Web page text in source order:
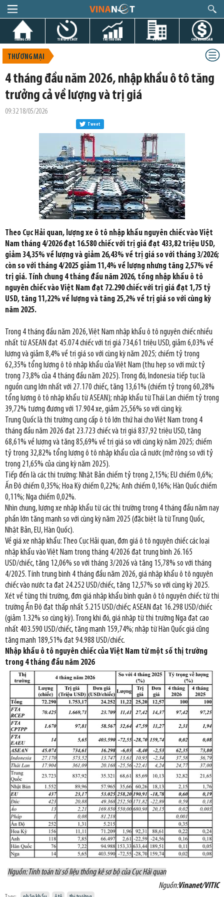
TRANG CHỦ TIN GIỜ CHÓT THỊ TRƯỜNG DỰ ÁN CHỨNG KHOÁN
THƯƠNG MẠI
4 tháng đầu năm 2026, nhập khẩu ô tô tăng
trưởng cả về lượng và trị giá
09:32 18/05/2026
Tweet
Theo Cục Hải quan, lượng xe ô tô nhập khẩu nguyên chiếc vào Việt
Nam tháng 4/2026 đạt 16.580 chiếc với trị giá đạt 433,82 triệu USD,
giảm 34,35% về lượng và giảm 26,43% về trị giá so với tháng 3/2026;
còn so với tháng 4/2025 giảm 11,4% về lượng nhưng tăng 2,57% về
trị giá. Tính chung 4 tháng đầu năm 2026, tổng nhập khẩu ô tô
nguyên chiếc vào Việt Nam đạt 72.290 chiếc với trị giá đạt 1,75 tỷ
USD, tăng 11,22% về lượng và tăng 25,2% về trị giá so với cùng kỳ
năm 2025.
Trong 4 tháng đầu năm 2026, Việt Nam nhập khẩu ô tô nguyên chiếc nhiều
nhất từ ASEAN đạt 45.074 chiếc với trị giá 734,61 triệu USD, giảm 6,03% về
lượng và giảm 8,4% về trị giá so với cùng kỳ năm 2025; chiếm tỷ trọng
62,35% tổng lượng ô tô nhập khẩu của Việt Nam (thu hẹp so với mức tỷ
trọng 73,8% của 4 tháng đầu năm 2025). Trong đó, Indonesia tiếp tục là
nguồn cung lớn nhất với 27.170 chiếc, tăng 13,61% (chiếm tỷ trọng 60,28%
tổng lượng ô tô nhập khẩu từ ASEAN); nhập khẩu từ Thái Lan chiếm tỷ trọng
39,72% tương đương với 17.904 xe, giảm 25,56% so với cùng kỳ.
Trung Quốc là thị trường cung cấp ô tô lớn thứ hai cho Việt Nam trong 4
tháng đầu năm 2026 đạt 23.723 chiếc và trị giá 837,92 triệu USD, tăng
68,61% về lượng và tăng 85,69% về trị giá so với cùng kỳ năm 2025; chiếm
tỷ trọng 32,82% tổng lượng ô tô nhập khẩu của cả nước (mở rộng so với tỷ
trọng 21,65% của cùng kỳ năm 2025).
Tiếp đến là các thị trường: Nhật Bản chiếm tỷ trọng 2,15%; EU chiếm 0,6%;
Ấn Độ chiếm 0,35%; Hoa Kỳ chiếm 0,22%; Anh chiếm 0,16%; Hàn Quốc chiếm
0,11%; Nga chiếm 0,02%.
Nhìn chung, lượng xe nhập khẩu từ các thị trường trong 4 tháng đầu năm nay
phần lớn tăng mạnh so với cùng kỳ năm 2025 (đặc biệt là từ Trung Quốc,
Nhật Bản, EU, Hàn Quốc).
Về giá xe nhập khẩu: Theo Cục Hải quan, đơn giá ô tô nguyên chiếc các loại
nhập khẩu vào Việt Nam trong tháng 4/2026 đạt trung bình 26.165
USD/chiếc, tăng 12,06% so với tháng 3/2026 và tăng 15,78% so với tháng
4/2025. Tính trung bình 4 tháng đầu năm 2026, giá nhập khẩu ô tô nguyên
chiếc vào nước ta đạt 24.252 USD/chiếc, tăng 12,57% so với cùng kỳ 2025.
Xét về từng thị trường, đơn giá nhập khẩu bình quân ô tô nguyên chiếc từ thị
trường Ấn Độ đạt thấp nhất 5.215 USD/chiếc; ASEAN đạt 16.298 USD/chiếc
(giảm 1.32% so cùng kỳ). Trong khi đó, giá nhập từ thị trường Nga đạt cao
nhất 403.590 USD/chiếc, tăng mạnh 159,74%; nhập từ Hàn Quốc giá cũng
tăng mạnh 189,51% đạt 94.988 USD/chiếc.
Nhập khẩu ô tô nguyên chiếc của Việt Nam từ một số thị trường
trong 4 tháng đầu năm 2026
Nguồn: Tính toán từ số liệu thống kê sơ bộ của Cục Hải quan
Nguồn:Vinanet/VITIC